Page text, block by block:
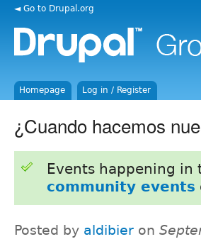
◄ Go to Drupal.org
Homepage Log in / Register
¿Cuando hacemos
Events happening
community events
Posted by aldibier on